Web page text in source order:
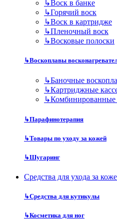
↳Воск в банке
↳Горячий воск
↳Воск в картридже
↳Пленочный воск
↳Восковые полоски
↳Воскоплавы
↳Баночные
↳Картриджные
↳Комбинированные
↳Парафинотерапия
↳Товары по уходу за кожей
↳Шугаринг
Средства для ухода за
↳Средства для кутикулы
↳Косметика для ног